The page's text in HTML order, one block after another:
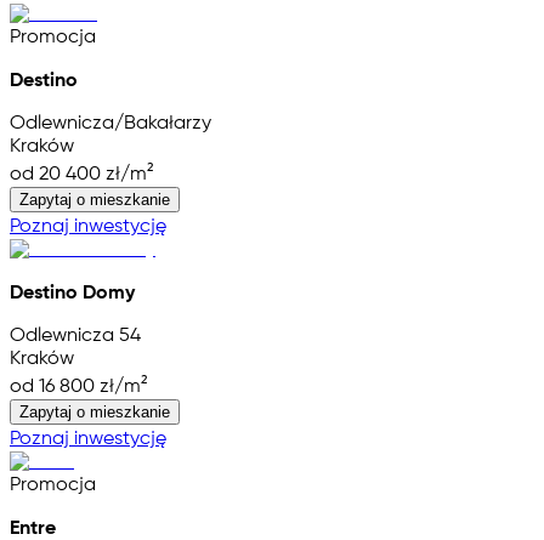
Promocja
Destino
Odlewnicza/Bakałarzy
Kraków
od 20 400 zł/m²
Zapytaj o mieszkanie
Poznaj inwestycję
Destino Domy
Odlewnicza 54
Kraków
od 16 800 zł/m²
Zapytaj o mieszkanie
Poznaj inwestycję
Promocja
Entre